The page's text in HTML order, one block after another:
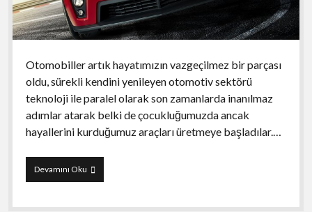
Otomobiller artık hayatımızın vazgeçilmez bir parçası
oldu, sürekli kendini yenileyen otomotiv sektörü
teknoloji ile paralel olarak son zamanlarda inanılmaz
adımlar atarak belki de çocukluğumuzda ancak
hayallerini kurduğumuz araçları üretmeye başladılar.…
Devamını OkuNetCarShow